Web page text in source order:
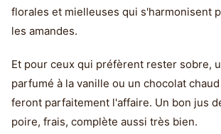
florales et mielleuses qui s'harmonisent
les amandes.
Et pour ceux qui préfèrent rester sobre,
parfumé à la vanille ou un chocolat
feront parfaitement l'affaire. Un bon jus
poire, frais, complète aussi très bien.